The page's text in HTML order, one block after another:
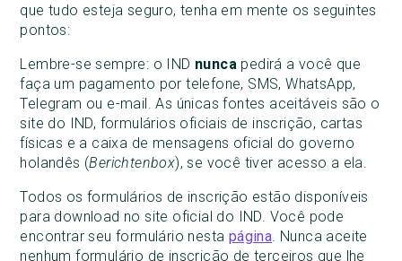
que tudo esteja seguro, tenha em mente os seguintes
pontos:
Lembre-se sempre: o IND nunca pedirá a você que
faça um pagamento por telefone, SMS, WhatsApp,
Telegram ou e-mail. As únicas fontes aceitáveis são o
site do IND, formulários oficiais de inscrição, cartas
físicas e a caixa de mensagens oficial do governo
holandês (Berichtenbox), se você tiver acesso a ela.
Todos os formulários de inscrição estão disponíveis
para download no site oficial do IND. Você pode
encontrar seu formulário nesta página . Nunca aceite
nenhum formulário de inscrição de terceiros que lhe